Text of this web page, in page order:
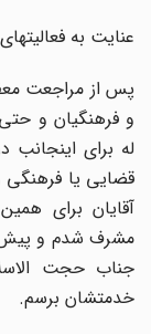
عنایت به
پس از مراجعت
و فرهنگیان و حتی
له برای اینجانب
قضایی یا فرهنگی و
آقایان برای
مشرف شدم و پیش
جناب حجت
خدمتشان برسم.